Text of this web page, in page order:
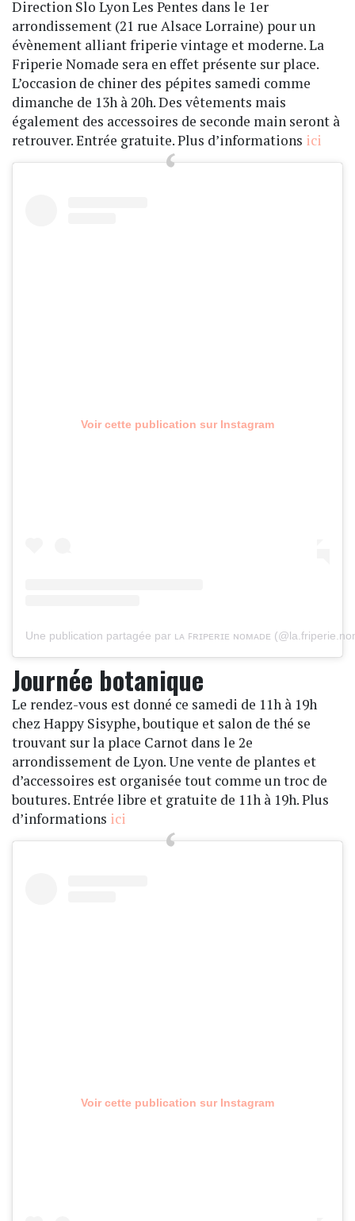
Direction Slo Lyon Les Pentes dans le 1er
arrondissement (21 rue Alsace Lorraine) pour un
évènement alliant friperie vintage et moderne. La
Friperie Nomade sera en effet présente sur place.
L’occasion de chiner des pépites samedi comme
dimanche de 13h à 20h. Des vêtements mais
également des accessoires de seconde main seront à
retrouver. Entrée gratuite. Plus d’informations ici
Voir cette publication sur Instagram
Une publication partagée par ʟᴀ ꜰʀɪᴘᴇʀɪᴇ ɴᴏᴍᴀᴅᴇ
Journée botanique
Le rendez-vous est donné ce samedi de 11h à 19h
chez Happy Sisyphe, boutique et salon de thé se
trouvant sur la place Carnot dans le 2e
arrondissement de Lyon. Une vente de plantes et
d’accessoires est organisée tout comme un troc de
boutures. Entrée libre et gratuite de 11h à 19h. Plus
d’informations ici
Voir cette publication sur Instagram